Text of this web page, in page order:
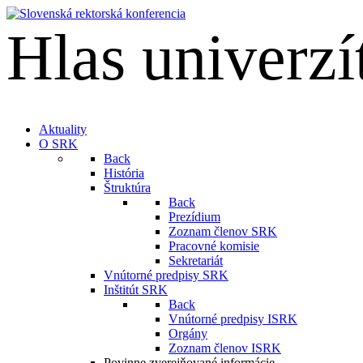
Hlas
Aktuality
O SRK
Back
História
Štruktúra
Back
Prezídium
Zoznam členov SRK
Pracovné komisie
Sekretariát
Vnútorné predpisy SRK
Inštitút SRK
Back
Vnútorné predpisy ISRK
Orgány
Zoznam členov ISRK